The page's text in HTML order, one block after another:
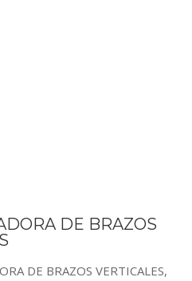
DE BRAZOS
DE BRAZOS VERTICALES,